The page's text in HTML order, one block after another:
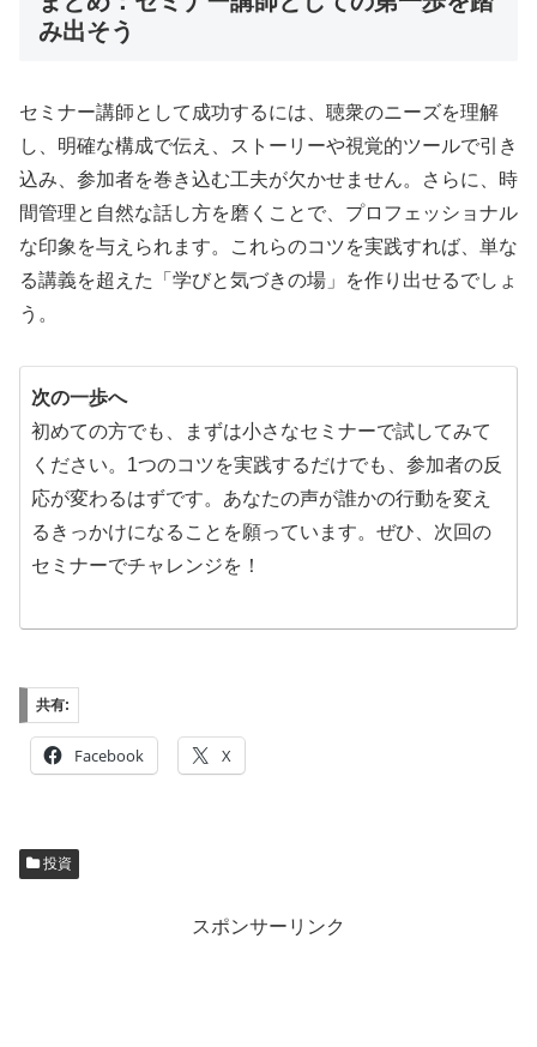
み出そう
セミナー講師として成功するには、聴衆のニーズを理解
し、明確な構成で伝え、ストーリーや視覚的ツールで引き
込み、参加者を巻き込む工夫が欠かせません。さらに、時
間管理と自然な話し方を磨くことで、プロフェッショナル
な印象を与えられます。これらのコツを実践すれば、単な
る講義を超えた「学びと気づきの場」を作り出せるでしょ
う。
次の一歩へ
初めての方でも、まずは小さなセミナーで試してみて
ください。1つのコツを実践するだけでも、参加者の反
応が変わるはずです。あなたの声が誰かの行動を変え
るきっかけになることを願っています。ぜひ、次回の
セミナーでチャレンジを！
共有:
Facebook X
投資
スポンサーリンク